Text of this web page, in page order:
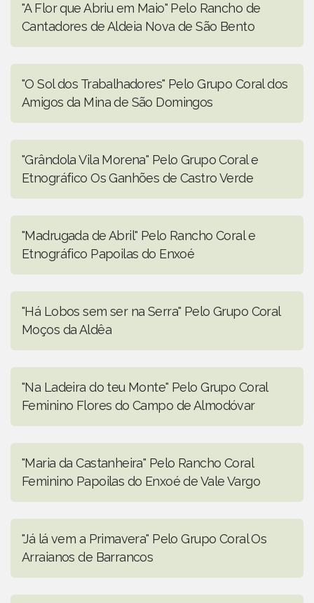
"A Flor que Abriu em Maio" Pelo Rancho de
Cantadores de Aldeia Nova de São Bento
"O Sol dos Trabalhadores" Pelo Grupo Coral dos
Amigos da Mina de São Domingos
"Grândola Vila Morena" Pelo Grupo Coral e
Etnográfico Os Ganhões de Castro Verde
"Madrugada de Abril" Pelo Rancho Coral e
Etnográfico Papoilas do Enxoé
"Há Lobos sem ser na Serra" Pelo Grupo Coral
Moços da Aldêa
"Na Ladeira do teu Monte" Pelo Grupo Coral
Feminino Flores do Campo de Almodóvar
"Maria da Castanheira" Pelo Rancho Coral
Feminino Papoilas do Enxoé de Vale Vargo
"Já lá vem a Primavera" Pelo Grupo Coral Os
Arraianos de Barrancos